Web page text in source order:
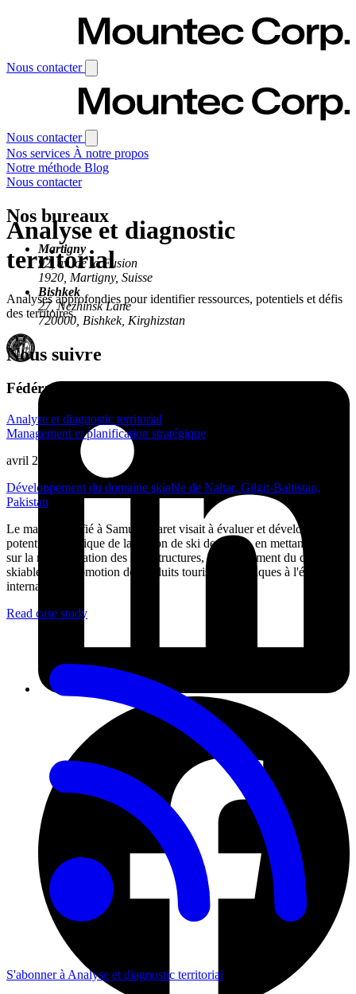
Nous contacter
Nous contacter
Nos services À notre propos
Notre méthode Blog
Nous contacter
Nos bureaux
Martigny
92, av. de la Fusion
1920, Martigny, Suisse
Bishkek
27, Nezhinsk Lane
720000, Bishkek, Kirghizstan
Nous suivre
Analyse et diagnostic
territorial
Analyses approfondies pour identifier ressources, potentiels et défis
des territoires.
Fédération de ski du Pakistan
Analyse et diagnostic territorial
Management et planification stratégique
avril 2025
Développement du domaine skiable de Naltar, Gilgit-Baltistan,
Pakistan
Le mandat confié à Samuel Maret visait à évaluer et développer le
potentiel touristique de la station de ski de Naltar, en mettant l'accent
sur la modernisation des infrastructures, l'élargissement du domaine
skiable et la promotion de produits touristiques uniques à l'échelle
internationale.
Read case study
S'abonner à Analyse et diagnostic territorial